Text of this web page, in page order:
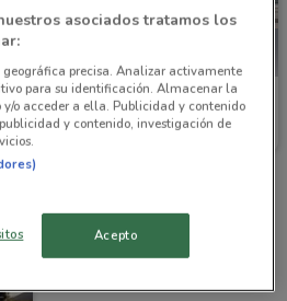
km
Nissan
asociados tratamos los
precisa. Analizar activamente
para su identificación. Almacenar la
o acceder a ella. Publicidad y contenido
y contenido, investigación de
Acepto